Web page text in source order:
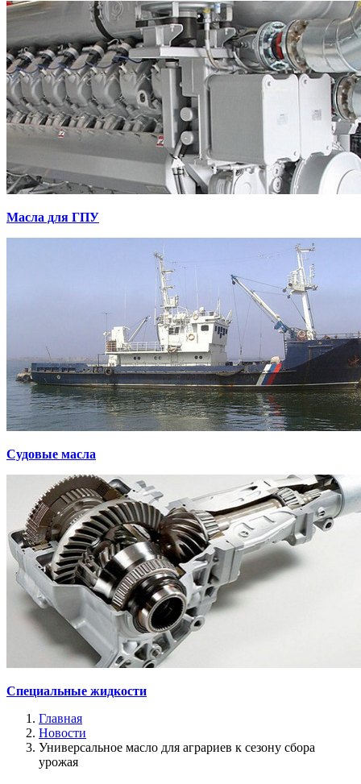
Масла для ГПУ
Судовые масла
Специальные жидкости
Главная
Новости
Универсальное масло для аграриев к сезону сбора
урожая